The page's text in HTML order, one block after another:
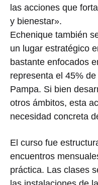
las acciones que
y bienestar».
Echenique también
un lugar estratégico
bastante enfocados
representa el 45%
Pampa. Si bien
otros ámbitos, esta
necesidad concreta
El curso fue
encuentros
práctica. Las clases